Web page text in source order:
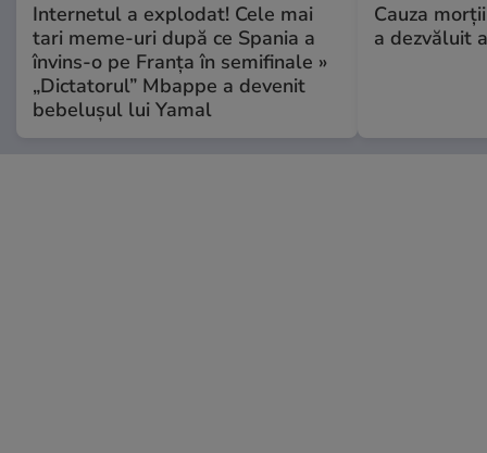
Internetul a explodat! Cele mai
tari meme-uri după ce Spania a
învins-o pe Franța în semifinale »
„Dictatorul” Mbappe a devenit
bebelușul lui Yamal
Cauza
a dezvăluit